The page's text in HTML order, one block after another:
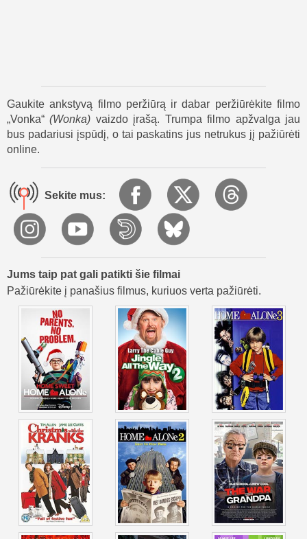
Vis daugiau žmonių įsimyli Wonkos skanėstus, tuo labiau
kartelis kovoja, kad sutriuškintų jo sėkmę. Galiausiai Wonka
ir jo draugai atlieka gudrią misiją, kad pavogtų paslėptas
kartelio šokolado atsargas, kurios buvo naudojamos miestui
Filmas „Vonka“ baigiasi tuo, kad Willy pagaliau atidaro savo
šokolado parduotuvę – magišką vietą, kupiną džiaugsmo,
stebuklų ir gardžių skanėstų visiems. Draugyste,
kūrybiškumu ir viltimi Wonka įrodo, kad net didžiausios
svajonės gali išsipildyti.
Gaukite ankstyvą filmo peržiūrą ir dabar peržiūrėkite filmo
„Vonka“(Wonka) vaizdo įrašą. Trumpa filmo apžvalga jau
bus padariusi įspūdį, o tai paskatins jus netrukus jį pažiūrėti
online.
Sekite mus:
Jums taip pat gali patikti šie filmai
Pažiūrėkite į panašius filmus, kuriuos verta pažiūrėti.